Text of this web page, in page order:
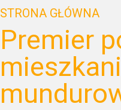
STRONA GŁÓWNA
Premier